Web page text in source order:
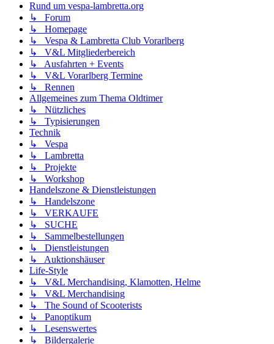
Rund um vespa-lambretta.org
↳ Forum
↳ Homepage
↳ Vespa & Lambretta Club Vorarlberg
↳ V&L Mitgliederbereich
↳ Ausfahrten + Events
↳ V&L Vorarlberg Termine
↳ Rennen
Allgemeines zum Thema Oldtimer
↳ Nützliches
↳ Typisierungen
Technik
↳ Vespa
↳ Lambretta
↳ Projekte
↳ Workshop
Handelszone & Dienstleistungen
↳ Handelszone
↳ VERKAUFE
↳ SUCHE
↳ Sammelbestellungen
↳ Dienstleistungen
↳ Auktionshäuser
Life-Style
↳ V&L Merchandising, Klamotten, Helme
↳ V&L Merchandising
↳ The Sound of Scooterists
↳ Panoptikum
↳ Lesenswertes
↳ Bildergalerie